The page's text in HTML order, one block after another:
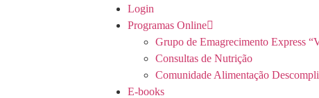
Login
Programas Online
Grupo de Emagrecimento Express
Consultas de Nutrição
Comunidade Alimentação
E-books